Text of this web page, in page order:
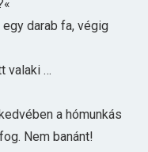
darab fa, végig
valaki …
a hómunkás
Nem banánt!